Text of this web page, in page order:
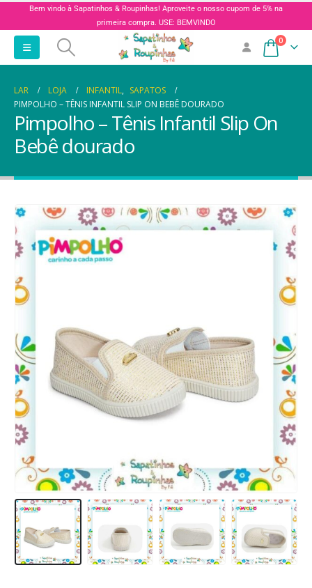
Bem vindo à Sapatinhos & Roupinhas! Aproveite o nosso cupom de 5% na
primeira compra. USE: BEMVINDO
0
LAR LOJA INFANTIL, SAPATOS
PIMPOLHO – TÊNIS INFANTIL SLIP ON BEBÊ DOURADO
Pimpolho – Tênis Infantil Slip On
Bebê dourado